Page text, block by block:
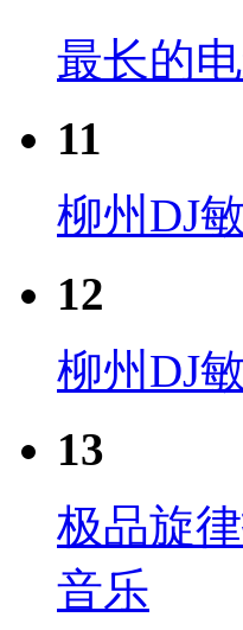
最长的
11
柳州DJ
12
柳州DJ
13
极品旋
音乐